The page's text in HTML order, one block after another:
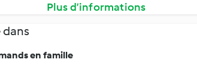
Plus d’informations
en famille